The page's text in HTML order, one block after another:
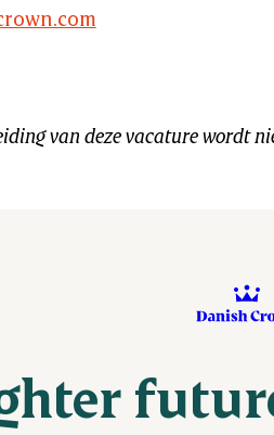
van deze vacature wordt